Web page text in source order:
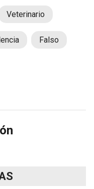
Veterinario
Falso